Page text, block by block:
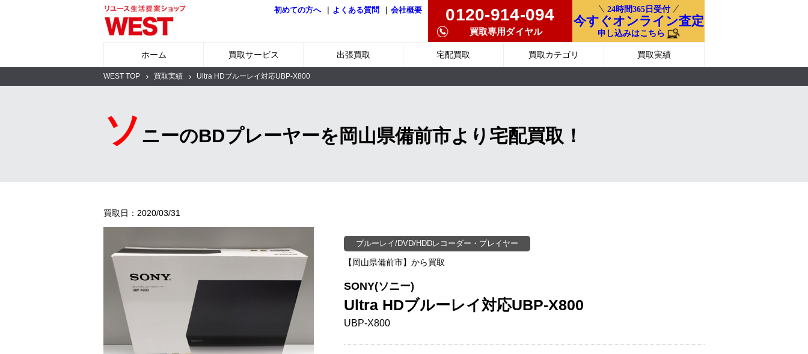
初めての方へ | よくある質問 | 会社概要 0120-914-094
買取専用ダイヤル
24時間365日受付
今すぐオンライン査定
申し込みはこちら
ホーム 買取サービス 出張買取 宅配買取 買取カテゴリ 買取実績
WEST TOP 買取実績 Ultra HDブルーレイ対応UBP-X800
ソ ニーのBDプレーヤーを岡山県備前市より宅配買取！
買取日：2020/03/31
ブルーレイ/DVD/HDDレコーダー・プレイヤー
【岡山県備前市】から買取
SONY(ソニー)
Ultra HDブルーレイ対応UBP-X800
UBP-X800